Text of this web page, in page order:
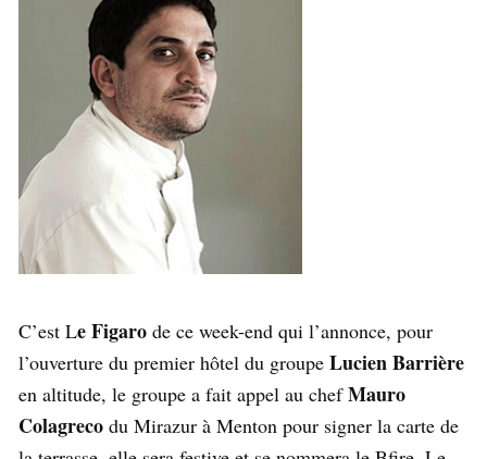
C’est Le Figaro de ce week-end qui l’annonce, pour
l’ouverture du premier hôtel du groupe Lucien Barrière
en altitude, le groupe a fait appel au chefMauro
Colagreco du Mirazur à Menton pour signer la carte de